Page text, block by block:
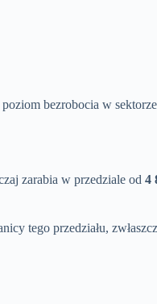
bezrobocia w
zarabia w przedziale od 4
tego przedziału,